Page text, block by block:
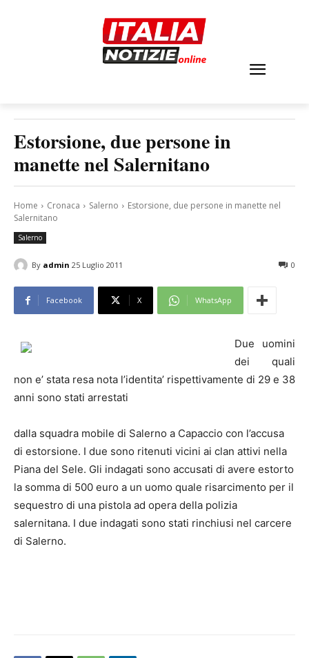
Estorsione, due persone in
manette nel Salernitano
Home Cronaca Salerno
Estorsione, due persone in manette nel
Salernitano
Salerno
By admin 25 Luglio 2011 0
Facebook X WhatsApp
Due uomini
dei quali
non e’ stata resa nota l’identita’ rispettivamente di 29 e 38
anni sono stati arrestati
dalla squadra mobile di Salerno a Capaccio con l’accusa
di estorsione. I due sono ritenuti vicini ai clan attivi nella
Piana del Sele. Gli indagati sono accusati di avere estorto
la somma di 500 euro a un uomo quale risarcimento per il
sequestro di una pistola ad opera della polizia
salernitana. I due indagati sono stati rinchiusi nel carcere
di Salerno.